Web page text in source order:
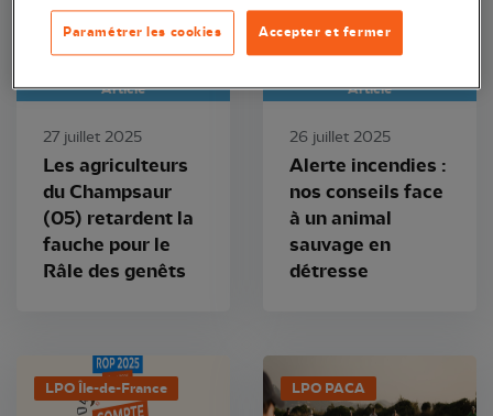
Article
27 juillet 2025
Les agriculteurs
du Champsaur
(05) retardent la
fauche pour le
Râle des genêts
Article
26 juillet 2025
Alerte incendies :
nos conseils face
à un animal
sauvage en
détresse
LPO Île-de-France LPO PACA
Accepter et fermer
Paramétrer les cookies